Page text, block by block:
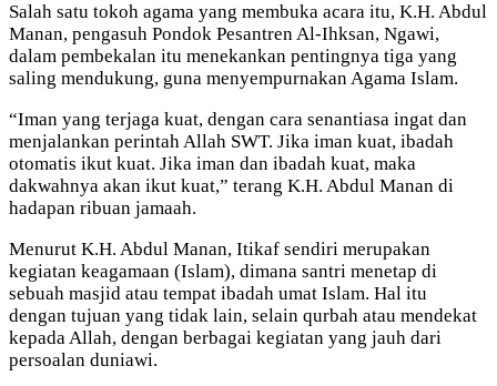
Salah satu tokoh agama yang membuka acara itu, K.H. Abdul
Manan, pengasuh Pondok Pesantren Al-Ihksan, Ngawi,
dalam pembekalan itu menekankan pentingnya tiga yang
saling mendukung, guna menyempurnakan Agama Islam.
“Iman yang terjaga kuat, dengan cara senantiasa ingat dan
menjalankan perintah Allah SWT. Jika iman kuat, ibadah
otomatis ikut kuat. Jika iman dan ibadah kuat, maka
dakwahnya akan ikut kuat,” terang K.H. Abdul Manan di
hadapan ribuan jamaah.
Menurut K.H. Abdul Manan, Itikaf sendiri merupakan
kegiatan keagamaan (Islam), dimana santri menetap di
sebuah masjid atau tempat ibadah umat Islam. Hal itu
dengan tujuan yang tidak lain, selain qurbah atau mendekat
kepada Allah, dengan berbagai kegiatan yang jauh dari
persoalan duniawi.